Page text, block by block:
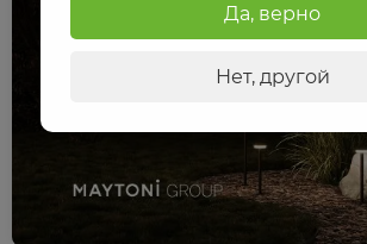
Да, верно
Нет, другой